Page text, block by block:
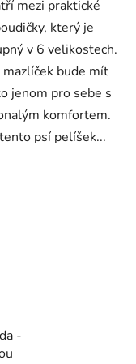
mezi praktické
který je
v 6 velikostech.
mazlíček bude mít
jenom pro sebe s
komfortem.
psí pelíšek...
-